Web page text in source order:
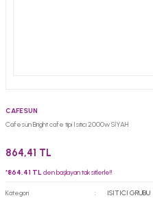
CAFESUN
Cafesun Bright cafe tipi Isıtıcı 2000w SİYAH
864,41 TL
*864,41 TL den başlayan taksitlerle!!
Kategori
ISITICI GRUBU